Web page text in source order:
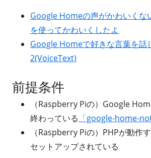
Google Homeの声がかわいくな
を使ってかわいくしたよ
Google Homeで好きな言葉を話
2(VoiceText)
前提条件
（Raspberry Piの）Google
終わっている 「google-home-
（Raspberry Piの）PHPが動作
セットアップされている